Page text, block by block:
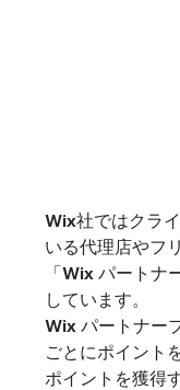
Wix社ではクラ
いる代理店やフ
「Wix パートナ
しています。
Wix パートナー
ごとにポイント
ポイントを獲得